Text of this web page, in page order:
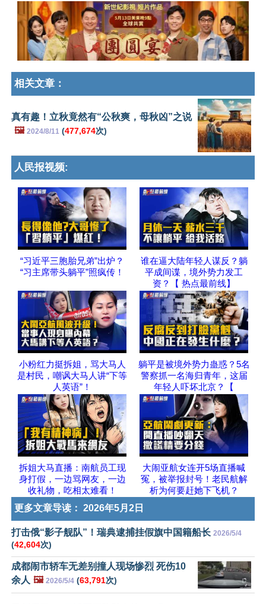
相关文章：
真有趣！立秋竟然有“公秋爽，母秋凶”之说
🖼️ 2024/8/11 (477,674次)
人民报视频:
“习近平三胞胎兄弟”出炉？
“习主席带头躺平”照疯传！
谁在逼大陆年轻人谋反？躺
平成间谍，境外势力发工
资？【 热点最前线】
小粉红力挺拆姐，骂大马人
是村民，嘲讽大马人讲“下等
人英语”！
躺平是被境外势力蛊惑？5名
警察抓一名海归青年，这届
年轻人吓坏北京？【
拆姐大马直播：南航员工现
身打假，一边骂网友，一边
收礼物，吃相太难看！
大闹亚航女连开5场直播喊
冤，被举报封号！老民航解
析为何要赶她下飞机？
更多文章导读： 2026年5月2日
打击俄“影子舰队”！瑞典逮捕挂假旗中国籍船长 2026/5/4
(42,604次)
成都闹市轿车无差别撞人现场惨烈 死伤10
余人 🖼️ 2026/5/4 (63,791次)